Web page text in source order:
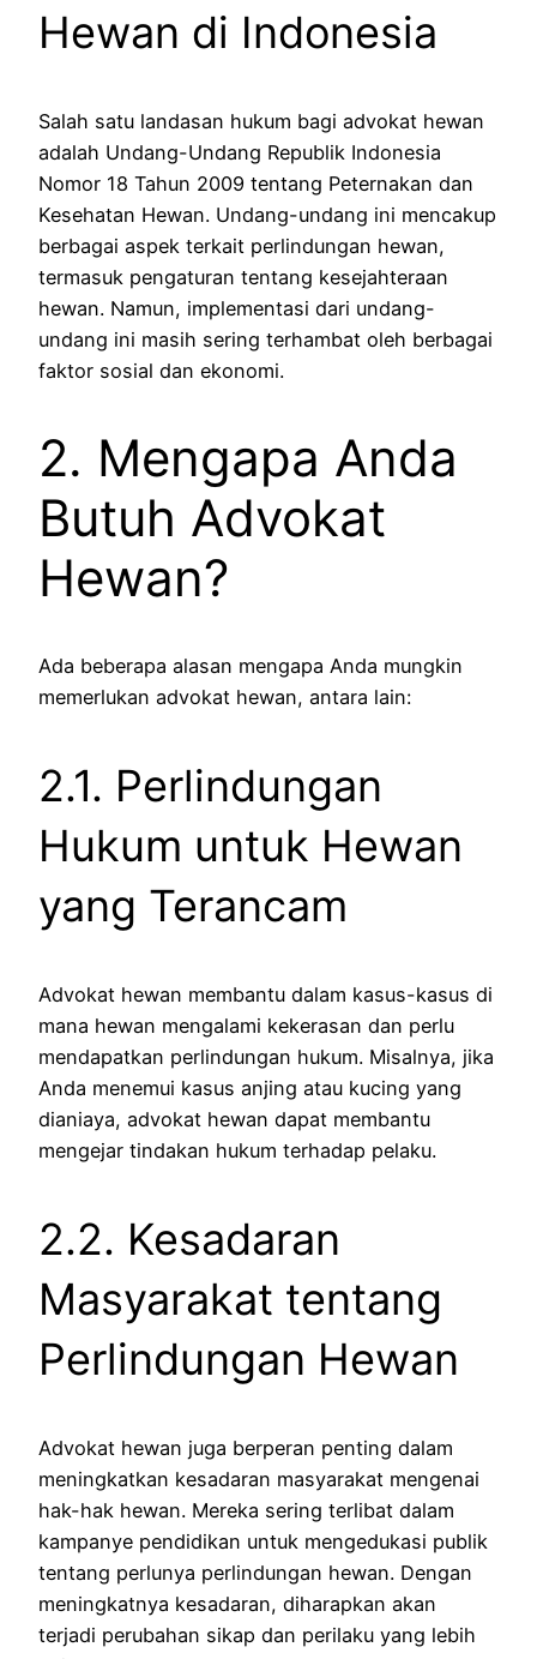
Hewan di Indonesia
Salah satu landasan hukum bagi advokat hewan
adalah Undang-Undang Republik Indonesia
Nomor 18 Tahun 2009 tentang Peternakan dan
Kesehatan Hewan. Undang-undang ini mencakup
berbagai aspek terkait perlindungan hewan,
termasuk pengaturan tentang kesejahteraan
hewan. Namun, implementasi dari undang-
undang ini masih sering terhambat oleh berbagai
faktor sosial dan ekonomi.
2. Mengapa Anda
Butuh Advokat
Hewan?
Ada beberapa alasan mengapa Anda mungkin
memerlukan advokat hewan, antara lain:
2.1. Perlindungan
Hukum untuk Hewan
yang Terancam
Advokat hewan membantu dalam kasus-kasus di
mana hewan mengalami kekerasan dan perlu
mendapatkan perlindungan hukum. Misalnya, jika
Anda menemui kasus anjing atau kucing yang
dianiaya, advokat hewan dapat membantu
mengejar tindakan hukum terhadap pelaku.
2.2. Kesadaran
Masyarakat tentang
Perlindungan Hewan
Advokat hewan juga berperan penting dalam
meningkatkan kesadaran masyarakat mengenai
hak-hak hewan. Mereka sering terlibat dalam
kampanye pendidikan untuk mengedukasi publik
tentang perlunya perlindungan hewan. Dengan
meningkatnya kesadaran, diharapkan akan
terjadi perubahan sikap dan perilaku yang lebih